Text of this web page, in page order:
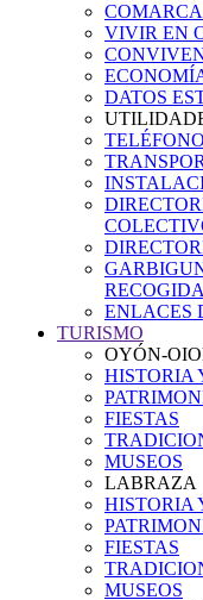
COMARCA
VIVIR EN
DATOS
ENLACES
TURISMO
OYÓN-
HISTORIA
FIESTAS
MUSEOS
LABRAZA
HISTORIA
FIESTAS
MUSEOS